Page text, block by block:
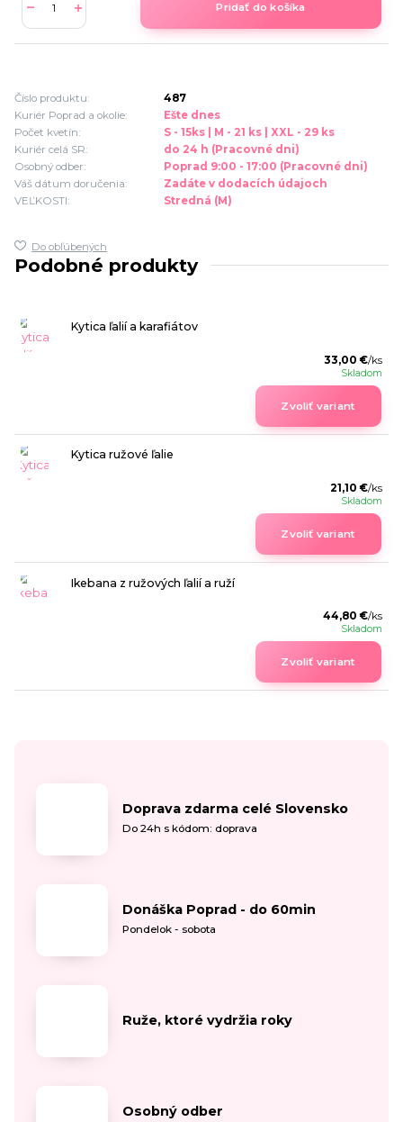
Pridať do košíka
Číslo produktu:
487
Kuriér Poprad a okolie:
Ešte dnes
Počet kvetín:
S - 15ks | M - 21 ks | XXL - 29 ks
Kuriér celá SR:
do 24 h (Pracovné dni)
Osobný odber:
Poprad 9:00 - 17:00 (Pracovné dni)
Váš dátum doručenia:
Zadáte v dodacích údajoch
VEĽKOSTI:
Stredná (M)
Do obľúbených
Podobné produkty
Kytica ľalií a karafiátov
33,00 €/ks
Skladom
Zvoliť variant
Kytica ružové ľalie
21,10 €/ks
Skladom
Zvoliť variant
Ikebana z ružových ľalií a ruží
44,80 €/ks
Skladom
Zvoliť variant
Doprava zdarma celé Slovensko
Do 24h s kódom: doprava
Donáška Poprad - do 60min
Pondelok - sobota
Ruže, ktoré vydržia roky
Osobný odber